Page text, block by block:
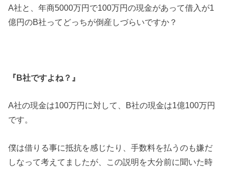
A社と、年商5000万円で100万円の現金があって借入が1
億円のB社ってどっちが倒産しづらいですか？
『B社ですよね？』
A社の現金は100万円に対して、B社の現金は1億100万円
です。
僕は借りる事に抵抗を感じたり、手数料を払うのも嫌だ
しなって考えてましたが、この説明を大分前に聞いた時